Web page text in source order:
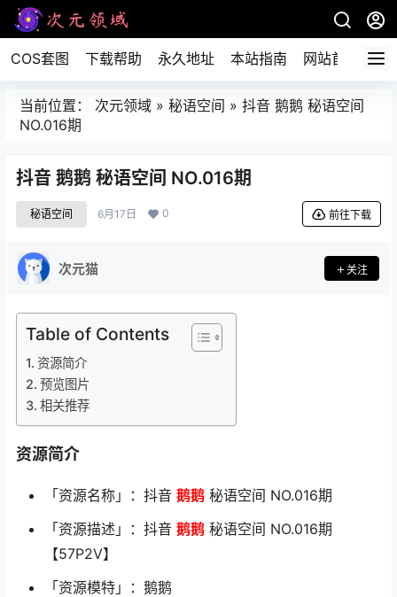
COS套图 下载帮助 永久地址 本站指南 网站首页
当前位置： 次元领域 » 秘语空间 » 抖音 鹅鹅 秘语空间
NO.016期
抖音 鹅鹅 秘语空间 NO.016期
秘语空间 6月17日 0 前往下载
次元猫 关注
Table of Contents
资源简介
预览图片
相关推荐
资源简介
「资源名称」：抖音 鹅鹅 秘语空间 NO.016期
「资源描述」：抖音 鹅鹅 秘语空间 NO.016期
【57P2V】
「资源模特」：鹅鹅